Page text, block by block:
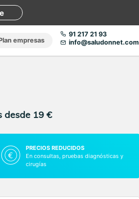
empresas
91 217 21 93
info@saludonnet.com
desde 19 €
PRECIOS REDUCIDOS
En consultas, pruebas diagnósticas y
cirugías